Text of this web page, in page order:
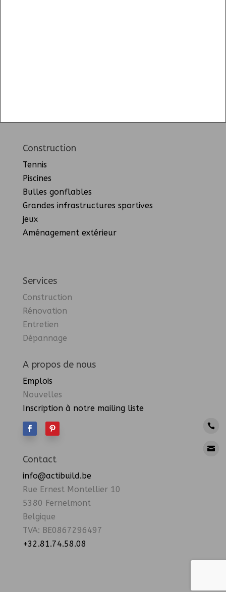
Construction
Tennis
Piscines
Bulles gonflables
Grandes infrastructures sportives
jeux
Aménagement extérieur
Services
Construction
Rénovation
Entretien
Dépannage
A propos de nous
Emplois
Nouvelles
Inscription à notre mailing liste

Contact
info@actibuild.be
Rue Ernest Montellier 10
5380 Fernelmont
Belgique
TVA: BE0867296497
+32.81.74.58.08


